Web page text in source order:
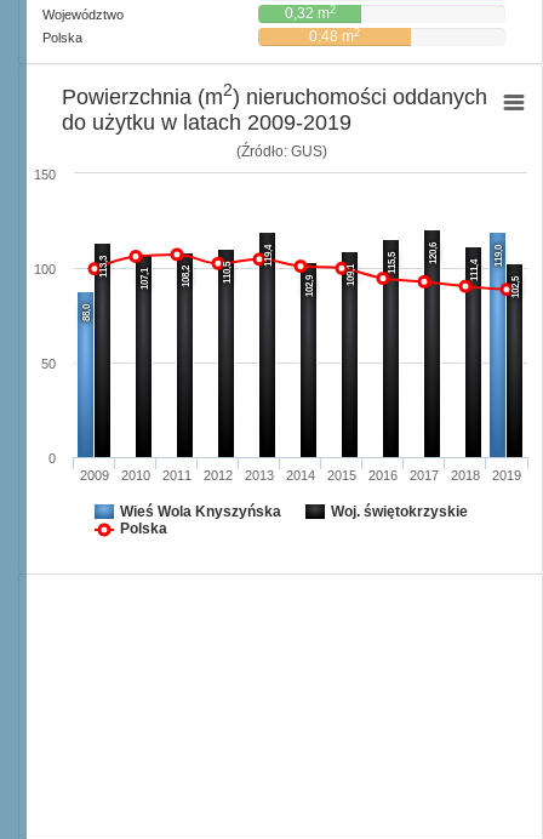
Województwo 0,32 m2
Polska 0,48 m2
(Źródło: GUS)
88,0
119,0
113,3
107,1 108,2 110,5
119,4
102,9
109,1
115,5 120,6
111,4
102,5
2009 2010 2011 2012 2013 2014 2015 2016 2017 2018 2019
0
50
100
150
Powierzchnia (m2) nieruchomości oddanych
do użytku w latach 2009-2019
Wieś Wola Knyszyńska
Woj. świętokrzyskie
Polska